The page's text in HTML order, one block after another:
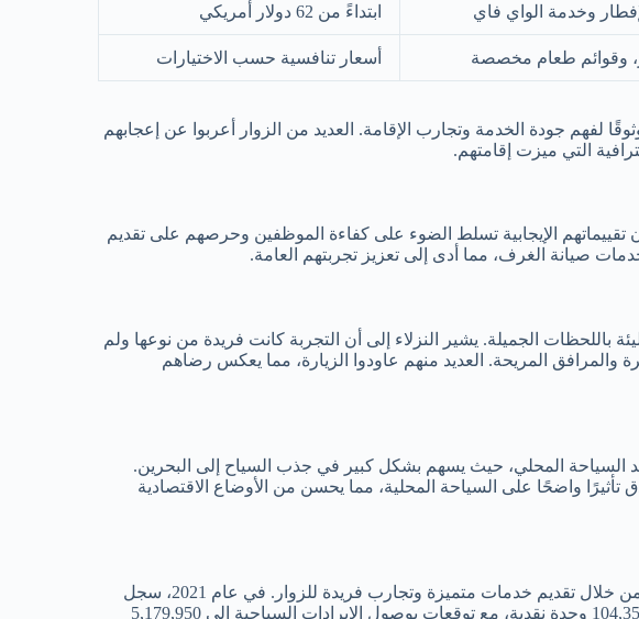
وخدمة الواي فاي ابتداءً من 62 دولار أمريكي
وقوائم طعام مخصصة
أسعار تنافسية حسب الاختيارات
لفهم جودة الخدمة وتجارب الإقامة. العديد من الزوار أعربوا عن إعجابهم
التي ميزت إقامتهم.
الإيجابية تسلط الضوء على كفاءة الموظفين وحرصهم على تقديم
صيانة الغرف، مما أدى إلى تعزيز تجربتهم العامة.
الجميلة. يشير النزلاء إلى أن التجربة كانت فريدة من نوعها ولم
والمرافق المريحة. العديد منهم عاودوا الزيارة، مما يعكس رضاهم
المحلي، حيث يسهم بشكل كبير في جذب السياح إلى البحرين.
تأثيرًا واضحًا على السياحة المحلية، مما يحسن من الأوضاع الاقتصادية
يلعب تأثير فندق جلف كورت على السياحة دورًا حيويًا من خلال تقديم خدمات متميزة وتجارب فريدة للزوار. في عام 2021، سجل
قطاع الفنادق في البحرين إجمالي إيرادات قدره 104,353,101 وحدة نقدية، مع توقعات بوصول الإيرادات السياحية إلى 5,179,950